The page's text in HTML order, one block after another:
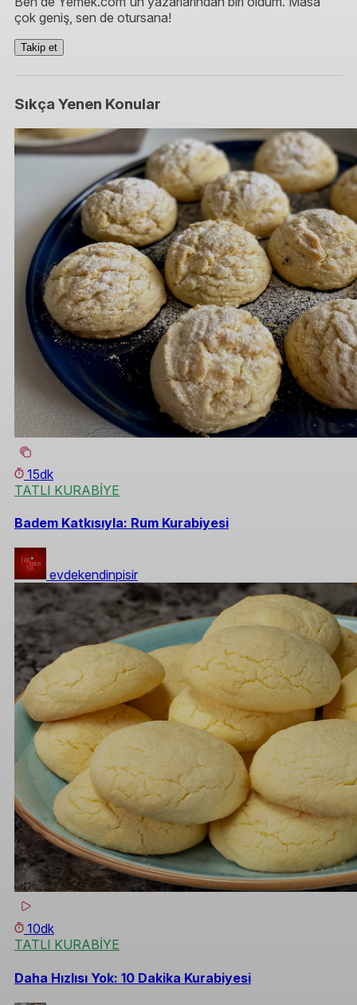
çok geniş, sen de otursana!
Takip et
Sıkça Yenen Konular
15dk
TATLI KURABİYE
Badem Katkısıyla: Rum Kurabiyesi
evdekendinpisir
10dk
TATLI KURABİYE
Daha Hızlısı Yok: 10 Dakika Kurabiyesi